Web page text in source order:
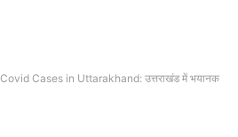
Covid Cases in Uttarakhand: उत्तराखंड में भयानक